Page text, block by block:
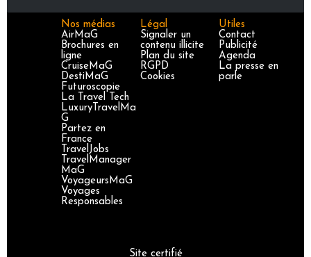
Nos médias
AirMaG
Brochures en
ligne
CruiseMaG
DestiMaG
Futuroscopie
La Travel Tech
LuxuryTravelMa
G
Partez en
France
TravelJobs
TravelManager
MaG
VoyageursMaG
Voyages
Responsables
Légal
Signaler un
contenu illicite
Plan du site
RGPD
Cookies
Utiles
Contact
Publicité
Agenda
La presse en
parle
Site certifié